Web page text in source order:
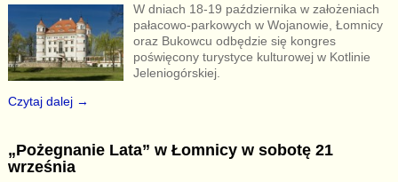
W dniach 18-19 października w założeniach
pałacowo-parkowych w Wojanowie, Łomnicy
oraz Bukowcu odbędzie się kongres
poświęcony turystyce kulturowej w Kotlinie
Jeleniogórskiej.
Czytaj dalej →
„Pożegnanie Lata” w Łomnicy w sobotę 21
września